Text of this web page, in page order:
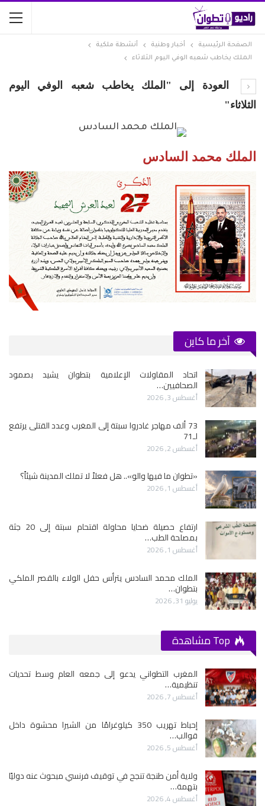
الصفحة الرئيسية أخبار وطنية
أنشطة ملكية
الملك يخاطب شعبه الوفي اليوم الثلاثاء
العودة إلى "الملك يخاطب شعبه الوفي اليوم
الثلاثاء"
الملك محمد السادس
آخر ما كاين
اتحاد المقاولات الإعلامية بتطوان يشيد بصمود
الصحافيين…
أغسطس 3, 2026
73 ألف مهاجر غادروا سبتة إلى المغرب وعدد القتلى يرتفع
لـ71
أغسطس 2, 2026
«تطوان ما فيها والو».. هل فعلاً لا تملك المدينة شيئاً؟
أغسطس 1, 2026
ارتفاع حصيلة ضحايا محاولة اقتحام سبتة إلى 20 جثة
بمصلحة الطب…
أغسطس 1, 2026
الملك محمد السادس يترأس حفل الولاء بالقصر الملكي
بتطوان…
يوليو 31, 2026
المغرب التطواني يدعو إلى جمعه العام وسط تحديات
تنظيمية…
أغسطس 7, 2026
إحباط تهريب 350 كيلوغرامًا من الشيرا محشوة داخل
قوالب…
أغسطس 5, 2026
ولاية أمن طنجة تنجح في توقيف فرنسي مبحوث عنه دوليًا
بتهمة…
أغسطس 4, 2026